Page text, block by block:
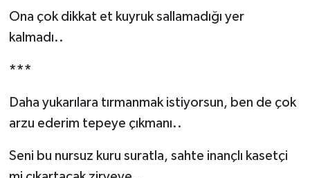
Ona çok dikkat et kuyruk sallamadığı yer
kalmadı..
***
Daha yukarılara tırmanmak istiyorsun, ben de çok
arzu ederim tepeye çıkmanı..
Seni bu nursuz kuru suratla, sahte inançlı kasetçi